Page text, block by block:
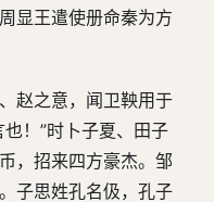
显王遣使册命秦为方
赵之意，闻卫鞅用于
！”时卜子夏、田子
，招来四方豪杰。邹
子思姓孔名伋，孔子